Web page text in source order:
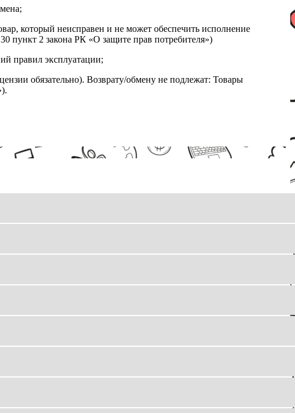
который неисправен и не может обеспечить исполнение
пункт 2 закона РК «О защите прав потребителя»)
правил эксплуатации;
обязательно). Возврату/обмену не подлежат: Товары